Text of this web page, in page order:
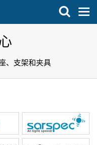
菜
、支架和夹具